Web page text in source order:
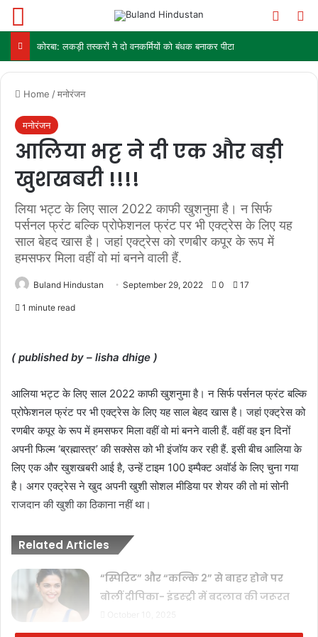
कोरबा: लकड़ी तस्करों ने दो वनकर्मियों को बंधक बनाकर पीटा
Home /मनोरंजन
मनोरंजन
आलिया भट्ट ने दी एक और बड़ी
खुशखबरी !!!!
लिया भट्ट के लिए साल 2022 काफी खुशनुमा है। न सिर्फ
पर्सनल फ्रंट बल्कि प्रोफेशनल फ्रंट पर भी एक्ट्रेस के लिए यह
साल बेहद खास है। जहां एक्ट्रेस को रणबीर कपूर के रूप में
हमसफर मिला वहीं वो मां बनने वाली हैं.
Buland Hindustan September 29, 2022 0 17
1 minute read
( published by – lisha dhige )
आलिया भट्ट के लिए साल 2022 काफी खुशनुमा है। न सिर्फ पर्सनल फ्रंट बल्कि
प्रोफेशनल फ्रंट पर भी एक्ट्रेस के लिए यह साल बेहद खास है। जहां एक्ट्रेस को
रणबीर कपूर के रूप में हमसफर मिला वहीं वो मां बनने वाली हैं. वहीं वह इन दिनों
अपनी फिल्म ‘ब्रह्मास्त्र’ की सक्सेस को भी इंजॉय कर रही हैं. इसी बीच आलिया के
लिए एक और खुशखबरी आई है, उन्हें टाइम 100 इम्पैक्ट अवॉर्ड के लिए चुना गया
है। अगर एक्ट्रेस ने खुद अपनी खुशी सोशल मीडिया पर शेयर की तो मां सोनी
राजदान की खुशी का ठिकाना नहीं था।
Related Articles
“स्पिरिट” और “कल्कि 2” से बाहर होने पर
बोलीं दीपिका- इंडस्ट्री में बदलाव की जरूरत